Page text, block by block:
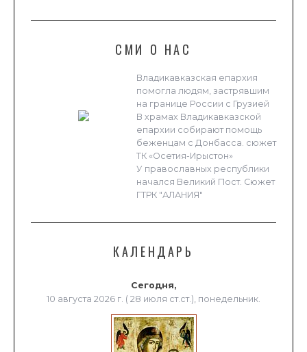
СМИ О НАС
Владикавказская епархия
помогла людям, застрявшим
на границе России с Грузией
В храмах Владикавказской
епархии собирают помощь
беженцам с Донбасса. сюжет
ТК «Осетия-Ирыстон»
У православных республики
начался Великий Пост. Сюжет
ГТРК "АЛАНИЯ"
КАЛЕНДАРЬ
Сегодня,
10 августа 2026 г. ( 28 июля ст.ст.), понедельник.